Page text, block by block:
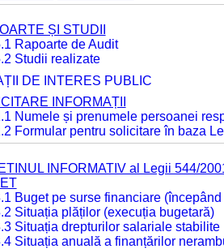
ȘI STUDII
Rapoarte de Audit
Studii realizate
DE INTERES PUBLIC
INFORMAȚII
Numele și prenumele persoanei
Formular pentru solicitare în baza
INFORMATIV al Legii 544/
Buget pe surse financiare
Situația plăților (execuția bugetară)
Situația drepturilor salariale
Situația anuală a finanțărilor